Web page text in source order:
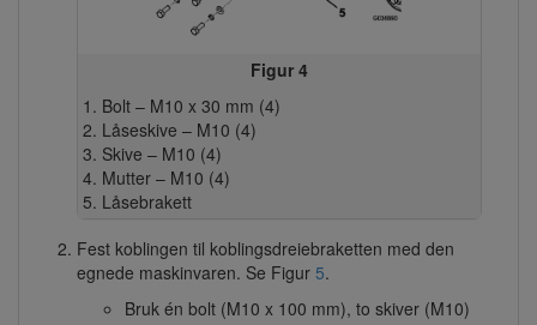
Figur 4
Bolt – M10 x 30 mm (4)
Låseskive – M10 (4)
Skive – M10 (4)
Mutter – M10 (4)
Låsebrakett
Fest koblingen til koblingsdreiebraketten med den
egnede maskinvaren. Se Figur 5.
Bruk én bolt (M10 x 100 mm), to skiver (M10)